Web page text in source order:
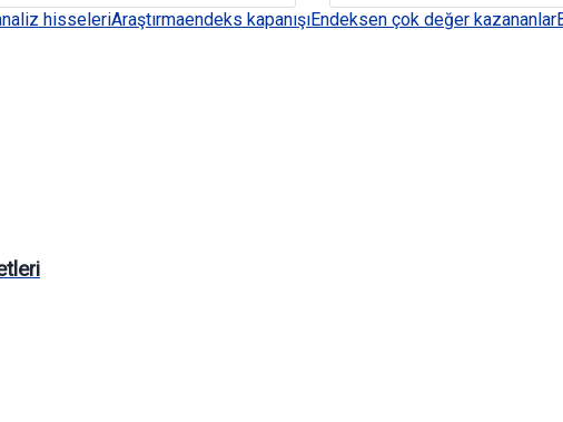
hisseleriAraştırmaendeks kapanışıEndeksen çok değer kazananlar